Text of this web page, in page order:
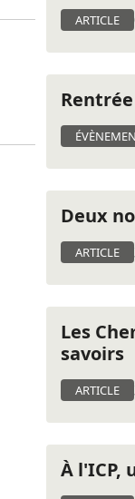
ARTICLE
Deux
ARTICLE
Les
savoirs
ARTICLE
À l'ICP,